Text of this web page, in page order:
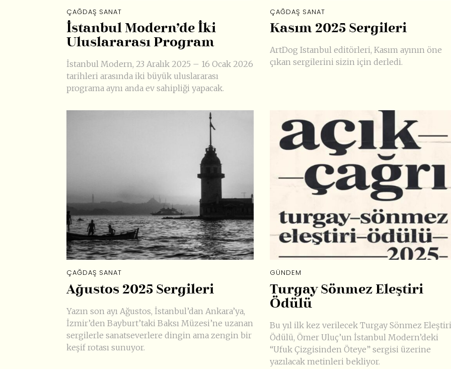
ÇAĞDAŞ SANAT
İstanbul Modern’de İki
Uluslararası Program
İstanbul Modern, 23 Aralık 2025 – 16 Ocak 2026
tarihleri arasında iki büyük uluslararası
programa aynı anda ev sahipliği yapacak.
ÇAĞDAŞ SANAT
Kasım 2025 Sergileri
ArtDog Istanbul editörleri, Kasım ayının öne
çıkan sergilerini sizin için derledi.
ÇAĞDAŞ SANAT
Ağustos 2025 Sergileri
Yazın son ayı Ağustos, İstanbul’dan Ankara’ya,
İzmir’den Bayburt’taki Baksı Müzesi’ne uzanan
sergilerle sanatseverlere dingin ama zengin bir
keşif rotası sunuyor.
GÜNDEM
Turgay Sönmez Eleştiri
Ödülü
Bu yıl ilk kez verilecek Turgay Sönmez Eleştiri
Ödülü, Ömer Uluç’un İstanbul Modern’deki
“Ufuk Çizgisinden Öteye” sergisi üzerine
yazılacak metinleri bekliyor.